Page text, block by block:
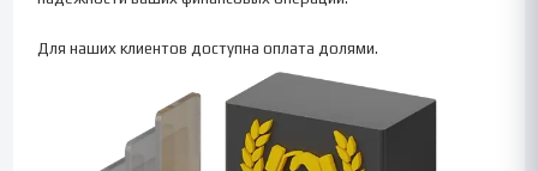
Для наших клиентов доступна оплата долями.